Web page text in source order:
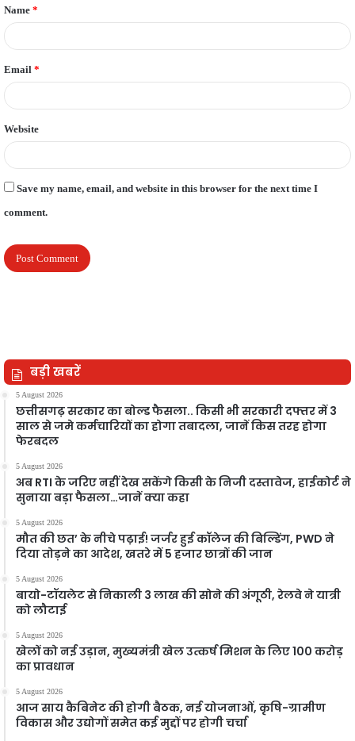
*
Name *
Email *
Website
Save my name, email, and website in this browser for the next time I
comment.
बड़ी खबरें
5 August 2026
छत्तीसगढ़ सरकार का बोल्ड फैसला.. किसी भी सरकारी दफ्तर में 3
साल से जमे कर्मचारियों का होगा तबादला, जानें किस तरह होगा
फेरबदल
5 August 2026
अब RTI के जरिए नहीं देख सकेंगे किसी के निजी दस्तावेज, हाईकोर्ट ने
सुनाया बड़ा फैसला…जानें क्या कहा
5 August 2026
मौत की छत’ के नीचे पढ़ाई! जर्जर हुई कॉलेज की बिल्डिंग, PWD ने
दिया तोड़ने का आदेश, खतरे में 5 हजार छात्रों की जान
5 August 2026
बायो-टॉयलेट से निकाली 3 लाख की सोने की अंगूठी, रेलवे ने यात्री
को लौटाई
5 August 2026
खेलों को नई उड़ान, मुख्यमंत्री खेल उत्कर्ष मिशन के लिए 100 करोड़
का प्रावधान
5 August 2026
आज साय कैबिनेट की होगी बैठक, नई योजनाओं, कृषि-ग्रामीण
विकास और उद्योगों समेत कई मुद्दों पर होगी चर्चा